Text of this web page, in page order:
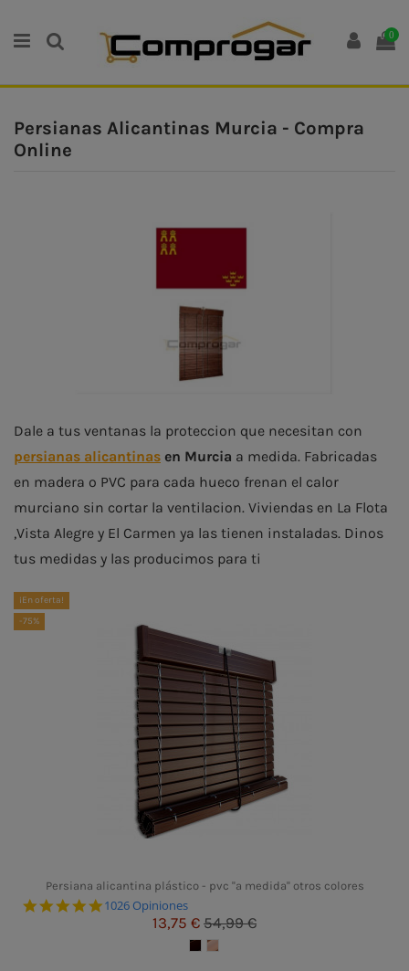
0
Persianas Alicantinas Murcia - Compra
Online
Dale a tus ventanas la proteccion que necesitan con
persianas alicantinas en Murcia a medida. Fabricadas
en madera o PVC para cada hueco frenan el calor
murciano sin cortar la ventilacion. Viviendas en La Flota
,Vista Alegre y El Carmen ya las tienen instaladas. Dinos
tus medidas y las producimos para ti
¡En oferta!
-75%
Persiana alicantina plástico - pvc ''a medida'' otros colores
4.8 star rating
1026 Opiniones
13,75 € 54,99 €